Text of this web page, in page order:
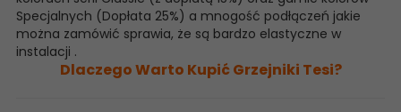
Specjalnych (Dopłata 25%) a mnogość podłączeń jakie
można zamówić sprawia, że są bardzo elastyczne w
instalacji .
Dlaczego Warto Kupić Grzejniki Tesi?